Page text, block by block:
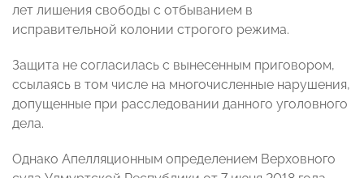
лет лишения свободы с отбыванием в
исправительной колонии строгого режима.
Защита не согласилась с вынесенным приговором,
ссылаясь в том числе на многочисленные нарушения,
допущенные при расследовании данного уголовного
дела.
Однако Апелляционным определением Верховного